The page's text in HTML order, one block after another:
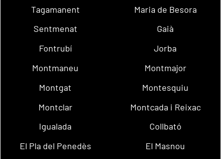
Tagamanent
Maria de Besora
Sentmenat
Gaià
Fontrubí
Jorba
Montmaneu
Montmajor
Montgat
Montesquiu
Montclar
Montcada i Reixac
Igualada
Collbató
El Pla del Penedès
El Masnou